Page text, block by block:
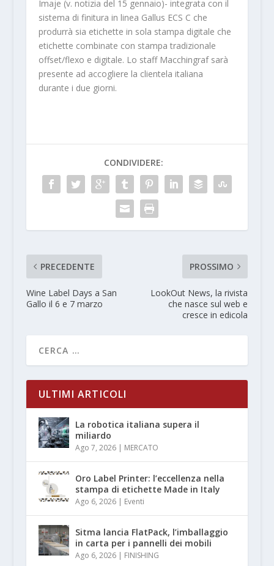
Imaje (v. notizia del 15 gennaio)- integrata con il
sistema di finitura in linea Gallus ECS C che
produrrà sia etichette in sola stampa digitale che
etichette combinate con stampa tradizionale
offset/flexo e digitale. Lo staff Macchingraf sarà
presente ad accogliere la clientela italiana
durante i due giorni.
CONDIVIDERE:
PRECEDENTE
Wine Label Days a San
Gallo il 6 e 7 marzo
PROSSIMO
LookOut News, la rivista
che nasce sul web e
cresce in edicola
ULTIMI ARTICOLI
La robotica italiana supera il
miliardo
Ago 7, 2026| MERCATO
Oro Label Printer: l’eccellenza nella
stampa di etichette Made in Italy
Ago 6, 2026| Eventi
Sitma lancia FlatPack, l’imballaggio
in carta per i pannelli dei mobili
Ago 6, 2026| FINISHING